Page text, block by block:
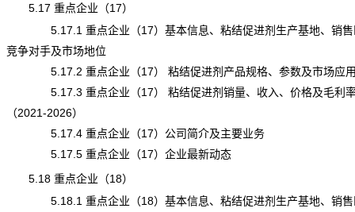
5.17 重点企业（17）
5.17.1 重点企业（17）基本信息、粘结促进剂生产基地、销售
竞争对手及市场地位
5.17.2 重点企业（17） 粘结促进剂产品规格、参数及市场应
5.17.3 重点企业（17） 粘结促进剂销量、收入、价格及毛利
（2021-2026）
5.17.4 重点企业（17）公司简介及主要业务
5.17.5 重点企业（17）企业最新动态
5.18 重点企业（18）
5.18.1 重点企业（18）基本信息、粘结促进剂生产基地、销售